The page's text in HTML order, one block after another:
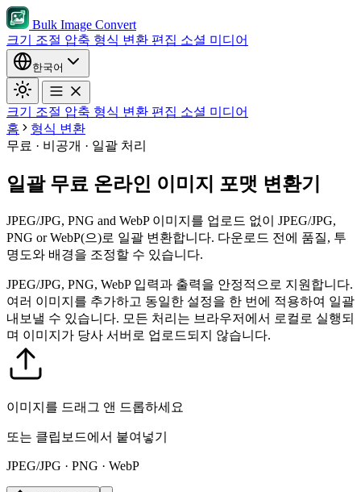
Bulk Image Convert
크기 조절 압축 형식 변환 편집 소셜 미디어
한국어
크기 조절 압축 형식 변환 편집 소셜 미디어
홈
형식 변환
무료 · 비공개 · 일괄 처리
일괄 무료 온라인 이미지 포맷 변환기
JPEG/JPG, PNG and WebP 이미지를 업로드 없이 JPEG/JPG,
PNG or WebP(으)로 일괄 변환합니다. 다운로드 전에 품질, 투
명도와 배경을 조정할 수 있습니다.
JPEG/JPG, PNG, WebP 입력과 출력을 안정적으로 지원합니다.
여러 이미지를 추가하고 동일한 설정을 한 번에 적용하여 일괄
내보낼 수 있습니다. 모든 처리는 브라우저에서 로컬로 실행되
며 이미지가 당사 서버로 업로드되지 않습니다.
이미지를 드래그 앤 드롭하세요
또는 클립보드에서 붙여넣기
JPEG/JPG · PNG · WebP